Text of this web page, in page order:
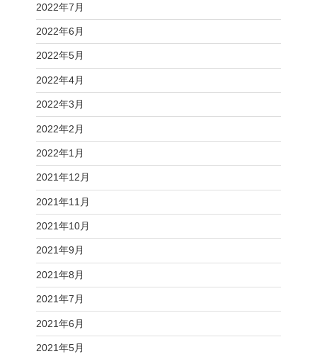
2022年7月
2022年6月
2022年5月
2022年4月
2022年3月
2022年2月
2022年1月
2021年12月
2021年11月
2021年10月
2021年9月
2021年8月
2021年7月
2021年6月
2021年5月